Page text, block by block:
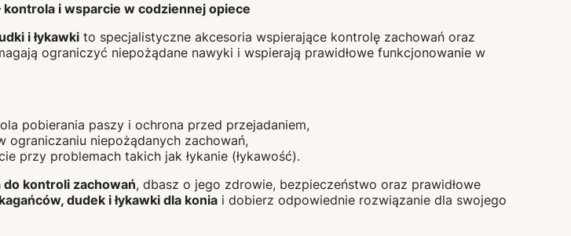
kontrola i wsparcie w codziennej opiece
i łykawki to specjalistyczne akcesoria wspierające kontrolę zachowań oraz
ograniczyć niepożądane nawyki i wspierają prawidłowe funkcjonowanie w
pobierania paszy i ochrona przed przejadaniem,
ograniczaniu niepożądanych zachowań,
przy problemach takich jak łykanie (łykawość).
do kontroli zachowań, dbasz o jego zdrowie, bezpieczeństwo oraz prawidłowe
kagańców, dudek i łykawki dla konia i dobierz odpowiednie rozwiązanie dla swojego